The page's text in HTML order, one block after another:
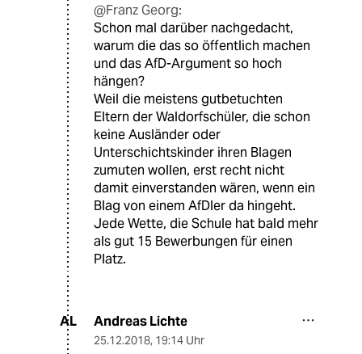
@Franz Georg:
Schon mal darüber nachgedacht,
warum die das so öffentlich machen
und das AfD-Argument so hoch
hängen?
Weil die meistens gutbetuchten
Eltern der Waldorfschüler, die schon
keine Ausländer oder
Unterschichtskinder ihren Blagen
zumuten wollen, erst recht nicht
damit einverstanden wären, wenn ein
Blag von einem AfDler da hingeht.
Jede Wette, die Schule hat bald mehr
als gut 15 Bewerbungen für einen
Platz.
AL Andreas Lichte
25.12.2018, 19:14 Uhr